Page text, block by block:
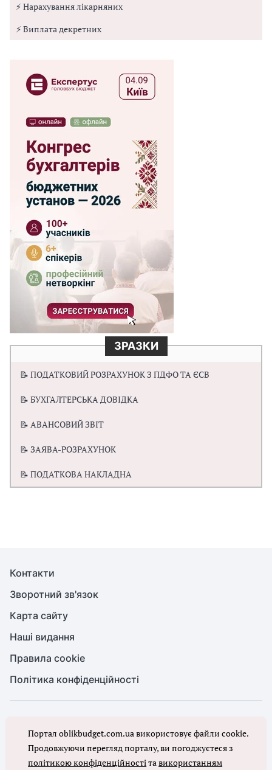
⚡ Нарахування лікарняних
⚡ Виплата декретних
ЗРАЗКИ
📝 ПОДАТКОВИЙ РОЗРАХУНОК З ПДФО ТА ЄСВ
📝 БУХГАЛТЕРСЬКА ДОВІДКА
📝 АВАНСОВИЙ ЗВІТ
📝 ЗАЯВА-РОЗРАХУНОК
📝 ПОДАТКОВА НАКЛАДНА
Контакти
Зворотний зв'язок
Карта сайту
Наші видання
Правила cookie
Політика конфіденційності
Повне або часткове копіювання будь-яких матеріалів порталу,
цитування, публікація їх анотованих оглядів допускаються лише з
письмового дозволу редакції порталу
Портал oblikbudget.com.ua використовує файли cookie.
Продовжуючи перегляд порталу, ви погоджуєтеся з
політикою конфіденційностітавикористанням